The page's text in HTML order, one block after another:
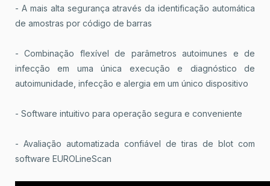
- A mais alta segurança através da identificação automática
de amostras por código de barras
- Combinação flexível de parâmetros autoimunes e de
infecção em uma única execução e diagnóstico de
autoimunidade, infecção e alergia em um único dispositivo
- Software intuitivo para operação segura e conveniente
- Avaliação automatizada confiável de tiras de blot com
software EUROLineScan